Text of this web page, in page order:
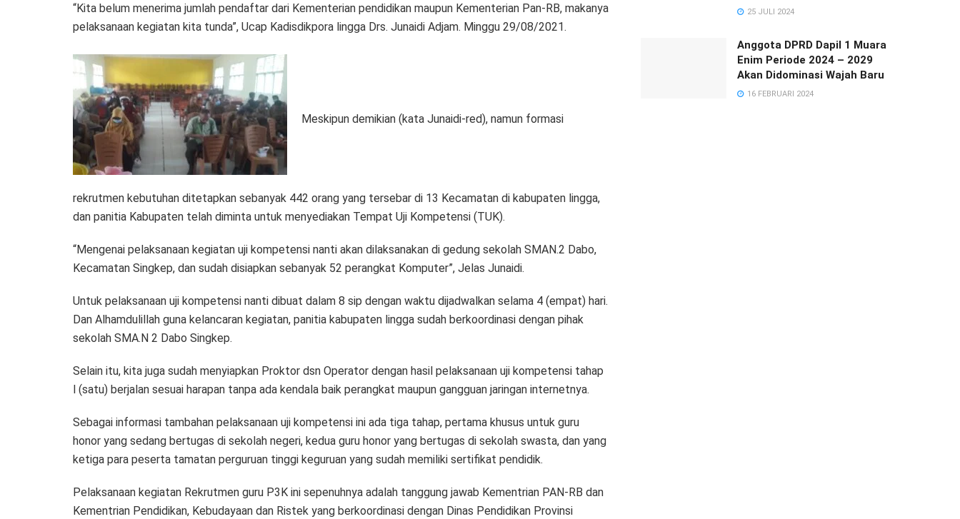
“Kita belum menerima jumlah pendaftar dari Kementerian pendidikan maupun Kementerian Pan-RB, makanya
pelaksanaan kegiatan kita tunda”, Ucap Kadisdikpora lingga Drs. Junaidi Adjam. Minggu 29/08/2021.
Meskipun demikian (kata Junaidi-red), namun formasi
rekrutmen kebutuhan ditetapkan sebanyak 442 orang yang tersebar di 13 Kecamatan di kabupaten lingga,
dan panitia Kabupaten telah diminta untuk menyediakan Tempat Uji Kompetensi (TUK).
“Mengenai pelaksanaan kegiatan uji kompetensi nanti akan dilaksanakan di gedung sekolah SMAN.2 Dabo,
Kecamatan Singkep, dan sudah disiapkan sebanyak 52 perangkat Komputer”, Jelas Junaidi.
Untuk pelaksanaan uji kompetensi nanti dibuat dalam 8 sip dengan waktu dijadwalkan selama 4 (empat) hari.
Dan Alhamdulillah guna kelancaran kegiatan, panitia kabupaten lingga sudah berkoordinasi dengan pihak
sekolah SMA.N 2 Dabo Singkep.
Selain itu, kita juga sudah menyiapkan Proktor dsn Operator dengan hasil pelaksanaan uji kompetensi tahap
l (satu) berjalan sesuai harapan tanpa ada kendala baik perangkat maupun gangguan jaringan internetnya.
Sebagai informasi tambahan pelaksanaan uji kompetensi ini ada tiga tahap, pertama khusus untuk guru
honor yang sedang bertugas di sekolah negeri, kedua guru honor yang bertugas di sekolah swasta, dan yang
ketiga para peserta tamatan perguruan tinggi keguruan yang sudah memiliki sertifikat pendidik.
Pelaksanaan kegiatan Rekrutmen guru P3K ini sepenuhnya adalah tanggung jawab Kementrian PAN-RB dan
Kementrian Pendidikan, Kebudayaan dan Ristek yang berkoordinasi dengan Dinas Pendidikan Provinsi
25 JULI 2024
Anggota DPRD Dapil 1 Muara
Enim Periode 2024 – 2029
Akan Didominasi Wajah Baru
16 FEBRUARI 2024